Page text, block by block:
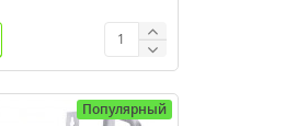
Популярный